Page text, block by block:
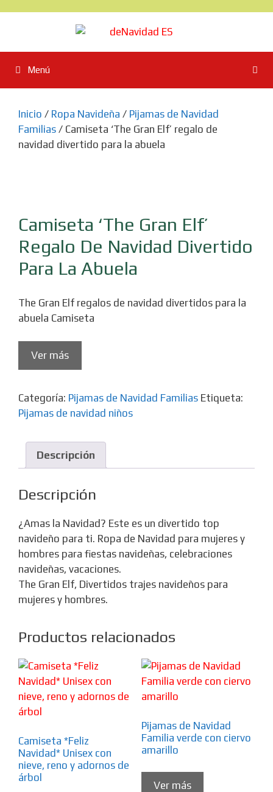
Menú
Inicio / Ropa Navideña / Pijamas de Navidad
Familias / Camiseta ‘The Gran Elf’ regalo de
navidad divertido para la abuela
Camiseta ‘The Gran Elf’
Regalo De Navidad Divertido
Para La Abuela
The Gran Elf regalos de navidad divertidos para la
abuela Camiseta
Ver más
Categoría: Pijamas de Navidad Familias Etiqueta:
Pijamas de navidad niños
Descripción
Descripción
¿Amas la Navidad? Este es un divertido top
navideño para ti. Ropa de Navidad para mujeres y
hombres para fiestas navideñas, celebraciones
navideñas, vacaciones.
The Gran Elf, Divertidos trajes navideños para
mujeres y hombres.
Productos relacionados
Camiseta *Feliz
Navidad* Unisex con
nieve, reno y adornos de
árbol
Pijamas de Navidad
Familia verde con ciervo
amarillo
Ver más